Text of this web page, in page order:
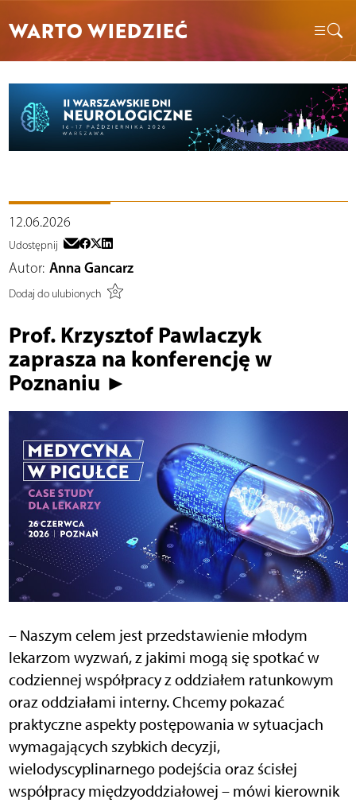
WARTO WIEDZIEĆ
12.06.2026
Udostępnij
Autor: Anna Gancarz
Dodaj do ulubionych
Prof. Krzysztof Pawlaczyk
zaprasza na konferencję w
Poznaniu ►
– Naszym celem jest przedstawienie młodym
lekarzom wyzwań, z jakimi mogą się spotkać w
codziennej współpracy z oddziałem ratunkowym
oraz oddziałami interny. Chcemy pokazać
praktyczne aspekty postępowania w sytuacjach
wymagających szybkich decyzji,
wielodyscyplinarnego podejścia oraz ścisłej
współpracy międzyoddziałowej – mówi kierownik